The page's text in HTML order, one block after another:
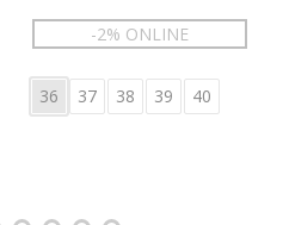
-2% ONLINE
36 37 38 39 40